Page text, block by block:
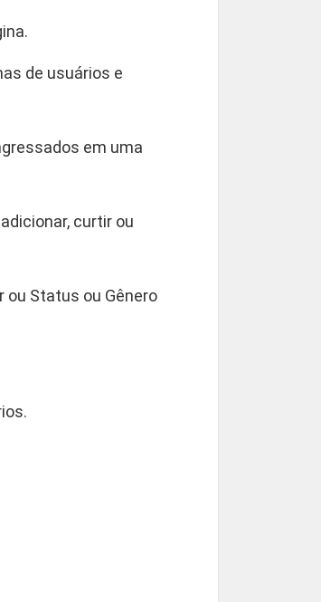
de usuários e
em uma
curtir ou
ou Status ou Gênero